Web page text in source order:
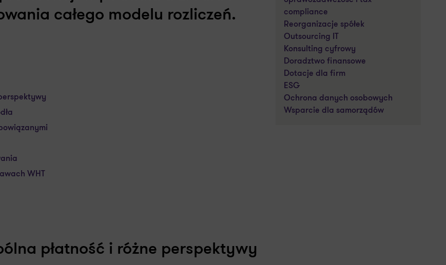
compliance
Reorganizacje spółek
Outsourcing IT
Konsulting cyfrowy
Doradztwo finansowe
Dotacje dla firm
ESG
Ochrona danych osobowych
Wsparcie dla samorządów
całego modelu rozliczeń.
WHT
płatność i różne perspektywy